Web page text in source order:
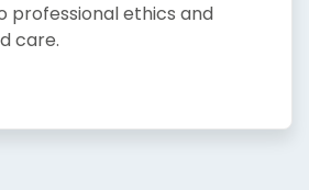
professional ethics and
care.